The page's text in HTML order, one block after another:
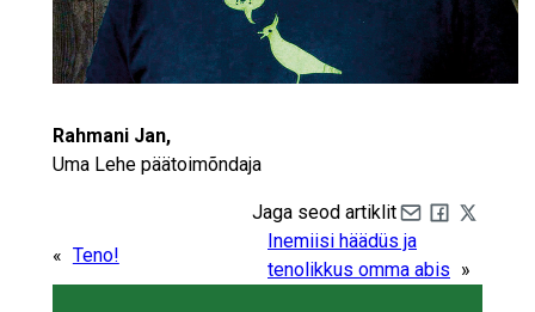
Rahmani Jan,
Uma Lehe päätoimõndaja
Jaga seod artiklit
Share by e-mail
« Teno!
Inemiisi häädüs ja
tenolikkus omma abis »